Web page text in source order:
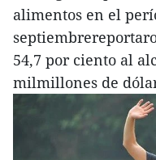
alimentos en el
54,7 por ciento al
milmillones de